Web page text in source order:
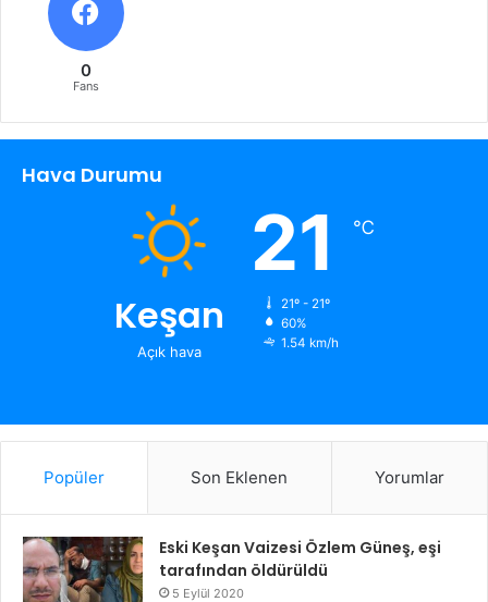
0
Fans
Hava Durumu
Keşan
Açık hava
21 ℃
21º - 21º
60%
1.54 km/h
Popüler Son Eklenen Yorumlar
Eski Keşan Vaizesi Özlem Güneş, eşi
tarafından öldürüldü
5 Eylül 2020